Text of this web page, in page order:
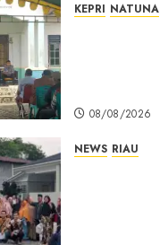
KEPRI NATUNA
08/08/2026
NEWS RIAU